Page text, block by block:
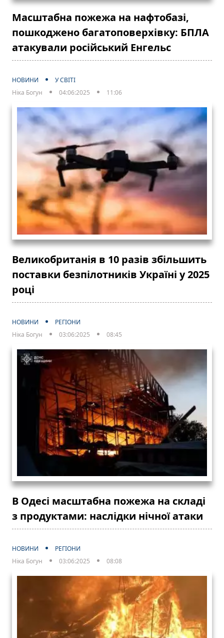
Масштабна пожежа на нафтобазі,
пошкоджено багатоповерхівку: БПЛА
атакували російський Енгельс
НОВИНИ
У СВІТІ
Ніка Богун
04:06:2025 11:06
Великобританія в 10 разів збільшить
поставки безпілотників Україні у 2025
році
НОВИНИ
РЕГІОНИ
Ніка Богун
03:06:2025 08:45
В Одесі масштабна пожежа на складі
з продуктами: наслідки нічної атаки
НОВИНИ
РЕГІОНИ
Ніка Богун
03:06:2025 08:08